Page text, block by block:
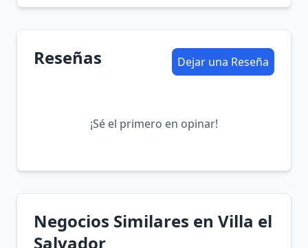
Reseñas Dejar una Reseña
¡Sé el primero en opinar!
Negocios Similares en Villa el
Salvador